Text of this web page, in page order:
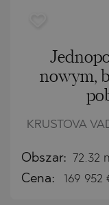
nowym,
KRUSTOVA
Obszar: 72.32
Cena: 169 952